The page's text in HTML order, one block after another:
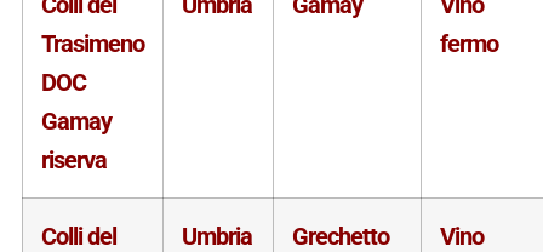
Trasimeno
DOC
Gamay
riserva
fermo
Colli del
Umbria Grechetto
Vino